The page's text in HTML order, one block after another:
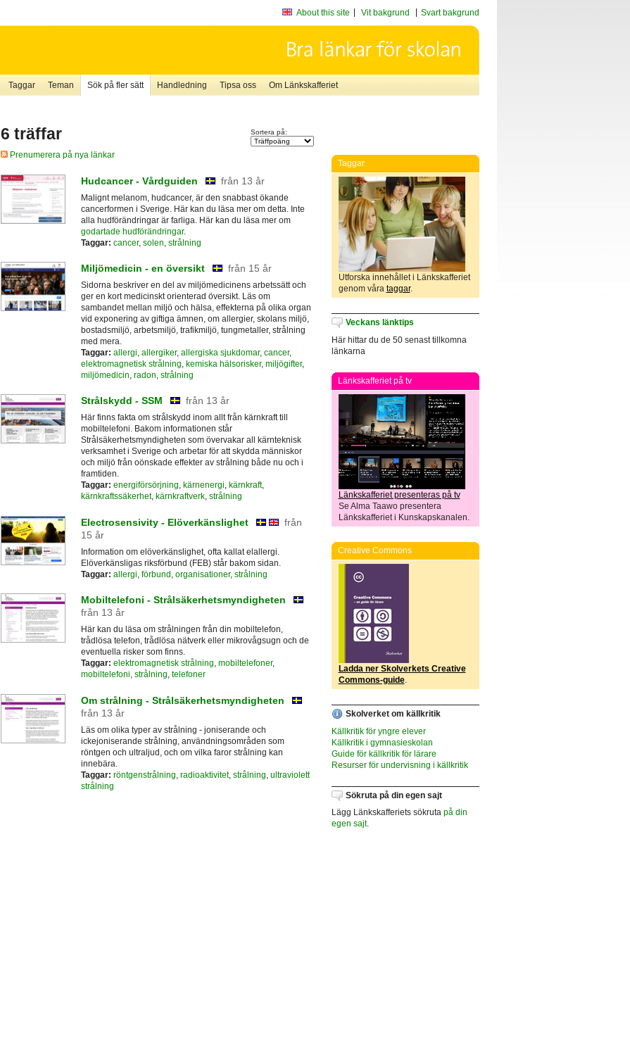
About this site Vit bakgrund Svart bakgrund
Taggar Teman Sök på fler sätt Handledning Tipsa oss Om Länkskafferiet
6 träffar Sortera på:
Prenumerera på nya länkar
Hudcancer - Vårdguiden från 13 år
Malignt melanom, hudcancer, är den snabbast ökande
cancerformen i Sverige. Här kan du läsa mer om detta. Inte
alla hudförändringar är farliga. Här kan du läsa mer om
godartade hudförändringar.
Taggar: cancer, solen strålning
Miljömedicin - en översikt från 15 år
Sidorna beskriver en del av miljömedicinens arbetssätt och
ger en kort medicinskt orienterad översikt. Läs om
sambandet mellan miljö och hälsa, effekterna på olika organ
vid exponering av giftiga ämnen, om allergier, skolans miljö,
bostadsmiljö, arbetsmiljö, trafikmiljö, tungmetaller, strålning
med mera.
Taggar: allergi, allergiker, allergiska sjukdomar, cancer,
elektromagnetisk strålning, kemiska hälsorisker, miljögifter,
miljömedicin, radon, strålning
Strålskydd - SSM från 13 år
Här finns fakta om strålskydd inom allt från kärnkraft till
mobiltelefoni. Bakom informationen står
Strålsäkerhetsmyndigheten som övervakar all kärnteknisk
verksamhet i Sverige och arbetar för att skydda människor
och miljö från oönskade effekter av strålning både nu och i
framtiden.
Taggar: energiförsörjning, kärnenergi, kärnkraft,
kärnkraftssäkerhet, kärnkraftverk, strålning
Electrosensivity - Elöverkänslighet
från
15 år
Information om elöverkänslighet, ofta kallat elallergi.
Elöverkänsligas riksförbund (FEB) står bakom sidan.
Taggar: allergi, förbund, organisationer, strålning
Mobiltelefoni - Strålsäkerhetsmyndigheten
från 13 år
Här kan du läsa om strålningen från din mobiltelefon,
trådlösa telefon, trådlösa nätverk eller mikrovågsugn och de
eventuella risker som finns.
Taggar: elektromagnetisk strålning, mobiltelefoner,
mobiltelefoni, strålning, telefoner
Om strålning - Strålsäkerhetsmyndigheten
från 13 år
Läs om olika typer av strålning - joniserande och
ickejoniserande strålning, användningsområden som
röntgen och ultraljud, och om vilka faror strålning kan
innebära.
Taggar: röntgenstrålning radioaktivitet, strålning ultraviolett
strålning
Taggar
Utforska innehållet i Länkskafferiet
genom våra taggar.
Veckans länktips
Här hittar du de 50 senast tillkomna
länkarna
Länkskafferiet på tv
Länkskafferiet presenteras på tv
Se Alma Taawo presentera
Länkskafferiet i Kunskapskanalen.
Creative Commons
Ladda ner Skolverkets Creative
Commons-guide.
Skolverket om källkritik
Källkritik för yngre elever
Källkritik i gymnasieskolan
Guide för källkritik för lärare
Resurser för undervisning i källkritik
Sökruta på din egen sajt
Lägg Länkskafferiets sökruta på din
egen sajt.